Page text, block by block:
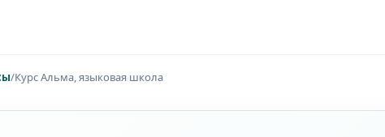
/Курс Альма, языковая школа